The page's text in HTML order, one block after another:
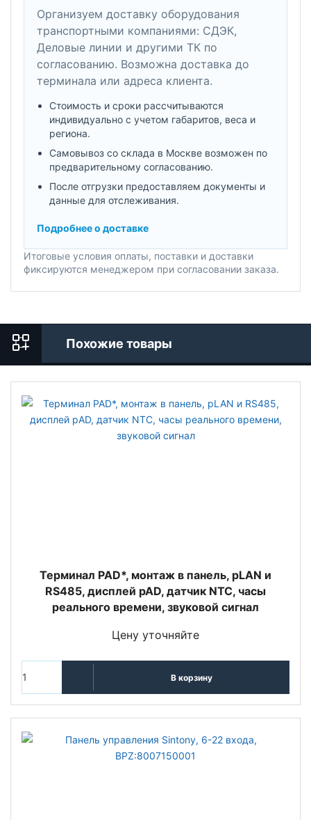
Организуем доставку оборудования
транспортными компаниями: СДЭК,
Деловые линии и другими ТК по
согласованию. Возможна доставка до
терминала или адреса клиента.
Стоимость и сроки рассчитываются
индивидуально с учетом габаритов, веса и
региона.
Самовывоз со склада в Москве возможен по
предварительному согласованию.
После отгрузки предоставляем документы и
данные для отслеживания.
Подробнее о доставке
Итоговые условия оплаты, поставки и доставки
фиксируются менеджером при согласовании заказа.
Похожие товары
Терминал PAD*, монтаж в панель, pLAN и
RS485, дисплей pAD, датчик NTC, часы
реального времени, звуковой сигнал
Цену уточняйте
В корзину